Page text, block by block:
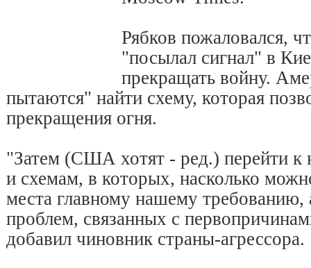
Рябков пожаловался,
"посылал сигнал" в
прекращать войну.
пытаются" найти схему, которая
прекращения огня.
"Затем (США хотят - ред.) перейти к
и схемам, в которых, насколько
места главному нашему
проблем, связанных с
добавил чиновник страны-агрессора.